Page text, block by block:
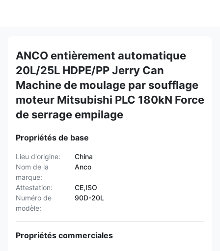
ANCO entièrement automatique
20L/25L HDPE/PP Jerry Can
Machine de moulage par soufflage
moteur Mitsubishi PLC 180kN Force
de serrage empilage
Propriétés de base
Lieu d'origine:
China
Nom de la
marque:
Anco
Attestation:
CE,ISO
Numéro de
modèle:
90D-20L
Propriétés commerciales